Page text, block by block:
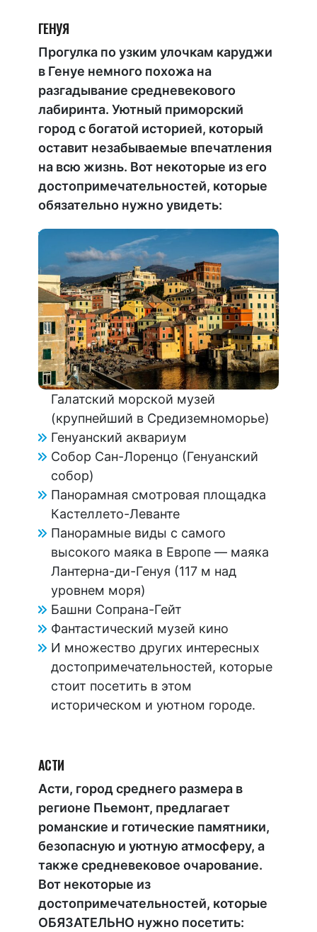
ГЕНУЯ
Прогулка по узким улочкам каруджи
в Генуе немного похожа на
разгадывание средневекового
лабиринта. Уютный приморский
город с богатой историей, который
оставит незабываемые впечатления
на всю жизнь. Вот некоторые из его
достопримечательностей, которые
обязательно нужно увидеть:
Галатский морской музей
(крупнейший в Средиземноморье)
Генуанский аквариум
Собор Сан-Лоренцо (Генуанский
собор)
Панорамная смотровая площадка
Кастеллето-Леванте
Панорамные виды с самого
высокого маяка в Европе — маяка
Лантерна-ди-Генуя (117 м над
уровнем моря)
Башни Сопрана-Гейт
Фантастический музей кино
И множество других интересных
достопримечательностей, которые
стоит посетить в этом
историческом и уютном городе.
АСТИ
Асти, город среднего размера в
регионе Пьемонт, предлагает
романские и готические памятники,
безопасную и уютную атмосферу, а
также средневековое очарование.
Вот некоторые из
достопримечательностей, которые
ОБЯЗАТЕЛЬНО нужно посетить: